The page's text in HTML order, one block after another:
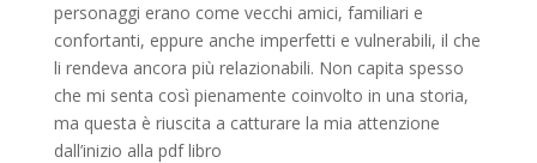
personaggi erano come vecchi amici, familiari e
confortanti, eppure anche imperfetti e vulnerabili, il che
li rendeva ancora più relazionabili. Non capita spesso
che mi senta così pienamente coinvolto in una storia,
ma questa è riuscita a catturare la mia attenzione
dall’inizio alla pdf libro